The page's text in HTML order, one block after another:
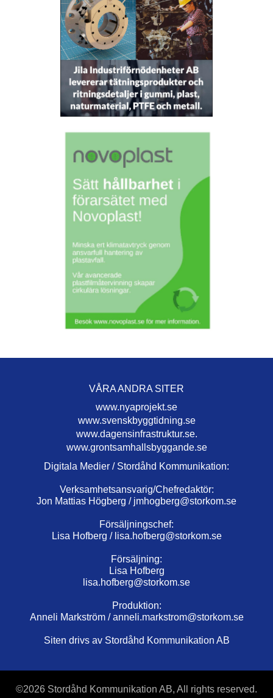
VÅRA ANDRA SITER
www.nyaprojekt.se
www.svenskbyggtidning.se
www.dagensinfrastruktur.se.
www.grontsamhallsbyggande.se
Digitala Medier / Stordåhd Kommunikation:
Verksamhetsansvarig/Chefredaktör:
Jon Mattias Högberg / jmhogberg@storkom.se
Försäljningschef:
Lisa Hofberg / lisa.hofberg@storkom.se
Försäljning:
Lisa Hofberg
lisa.hofberg@storkom.se
Produktion:
Anneli Markström /anneli.markstrom@storkom.se
Siten drivs av Stordåhd Kommunikation AB
©2026 Stordåhd Kommunikation AB, All rights reserved.